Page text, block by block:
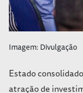
Imagem: Divulgação
Estado
atração de